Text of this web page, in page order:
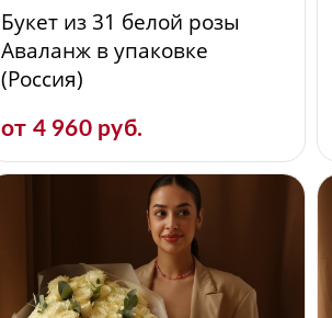
Букет из 31 белой розы
Аваланж в упаковке
(Россия)
от 4 960 руб.